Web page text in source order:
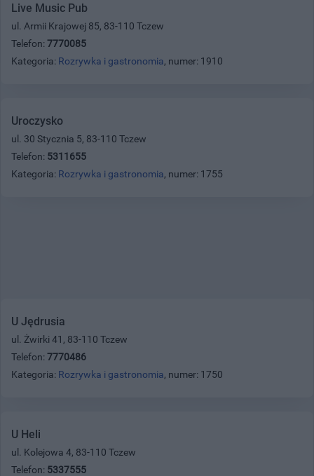
Live Music Pub
ul. Armii Krajowej 85, 83-110 Tczew
Telefon: 7770085
Kategoria: Rozrywka i gastronomia, numer: 1910
Uroczysko
ul. 30 Stycznia 5, 83-110 Tczew
Telefon: 5311655
Kategoria: Rozrywka i gastronomia, numer: 1755
U Jędrusia
ul. Żwirki 41, 83-110 Tczew
Telefon: 7770486
Kategoria: Rozrywka i gastronomia, numer: 1750
U Heli
ul. Kolejowa 4, 83-110 Tczew
Telefon: 5337555